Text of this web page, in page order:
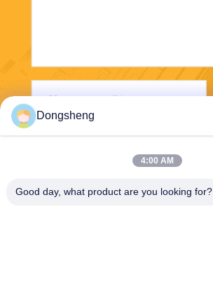
Dongsheng
4:00 AM
Good day, what product are you looking for?